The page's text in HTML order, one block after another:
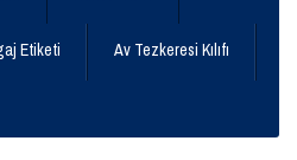
Etiketi Av Tezkeresi Kılıfı